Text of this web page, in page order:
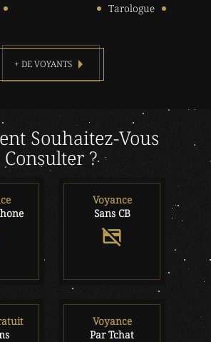
Tarologue
+ DE VOYANTS
Souhaitez-Vous
Consulter ?
Voyance
Sans CB
Voyance
Par Tchat